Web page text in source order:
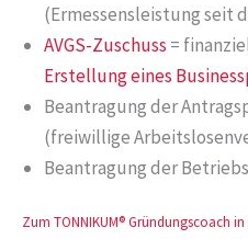
(Ermessensleistung seit
AVGS-Zuschuss =
Erstellung eines
Beantragung der
(freiwillige
Beantragung der
Zum TONNIKUM® Gründungscoach